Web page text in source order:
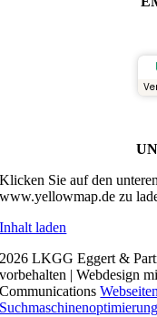
Klicken Sie auf den
www.yellowmap.de zu
Inhalt laden
2026 LKGG Eggert &
vorbehalten | Webdesign
Communications